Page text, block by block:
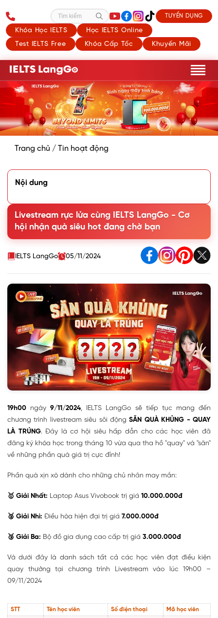
Khóa Học IELTS
Học IELTS Online
Test IELTS Free
Khóa Cấp Tốc Khuyến Mãi
Tìm kiếm TUYỂN DỤNG
Trang chủ / Tin hoạt động
Nội dung
Livestream rực lửa cùng IELTS LangGo - Cơ
hội nhận quà siêu hot đang chờ bạn
IELTS LangGo 05/11/2024
19h00 ngày9/11/2024, IELTS LangGo sẽ tiếp tục mang đến
chương trình livestream siêu sôi độngSĂN QUÀ KHỦNG - QUAY
LÀ TRÚNG. Đây là cơ hội siêu hấp dẫn cho các học viên đã
đăng ký khóa học trong tháng 10 vừa qua tha hồ "quay" và "săn"
về những phần quà giá trị cực đỉnh!
Phần quà xịn xò dành cho những chủ nhân may mắn:
🥇 Giải Nhất: Laptop Asus Vivobook trị giá 10.000.000đ
🥈 Giải Nhì: Điều hòa hiện đại trị giá 7.000.000đ
🥉 Giải Ba: Bộ đồ gia dụng cao cấp trị giá 3.000.000đ
Và dưới đây là danh sách tất cả các học viên đạt điều kiện
quay thưởng tại chương trình Livestream vào lúc 19h00 –
09/11/2024
STT Tên học viên Số điện thoại
Mã học viên